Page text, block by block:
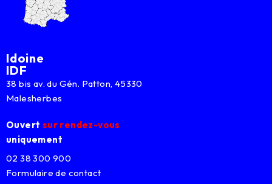
Idoine
IDF
38 bis av. du Gén. Patton, 45330
Malesherbes
Ouvert sur rendez-vous
uniquement
02 38 300 900
Formulaire de contact